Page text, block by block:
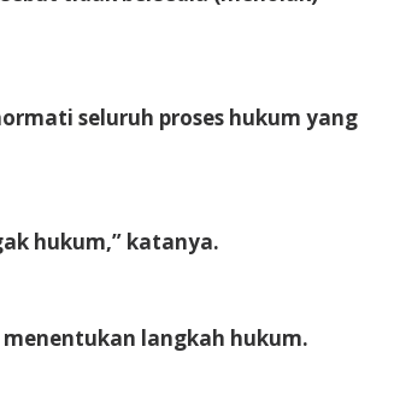
seluruh proses hukum yang
hukum,” katanya.
langkah hukum.